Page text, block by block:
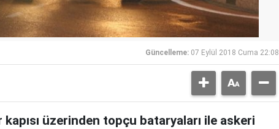
Güncelleme: 07 Eylül 2018 Cuma 22:08
kapısı üzerinden topçu bataryaları ile askeri